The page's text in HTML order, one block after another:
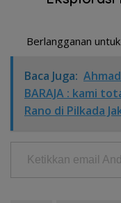
Berlangganan
Baca Juga:
BARAJA : kami
Rano di Pilkada
Ketikkan email Anda...